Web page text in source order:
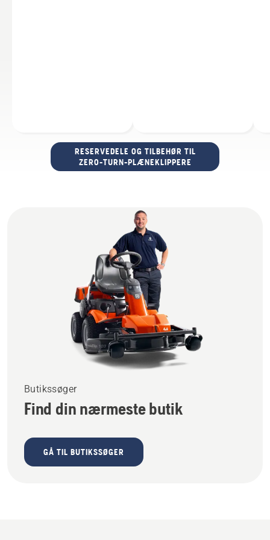
RESERVEDELE OG TILBEHØR TIL
ZERO-TURN-PLÆNEKLIPPERE
Butikssøger
Find din nærmeste butik
GÅ TIL BUTIKSSØGER